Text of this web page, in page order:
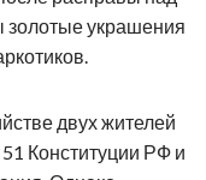
золотые украшения
двух жителей
Конституции РФ и